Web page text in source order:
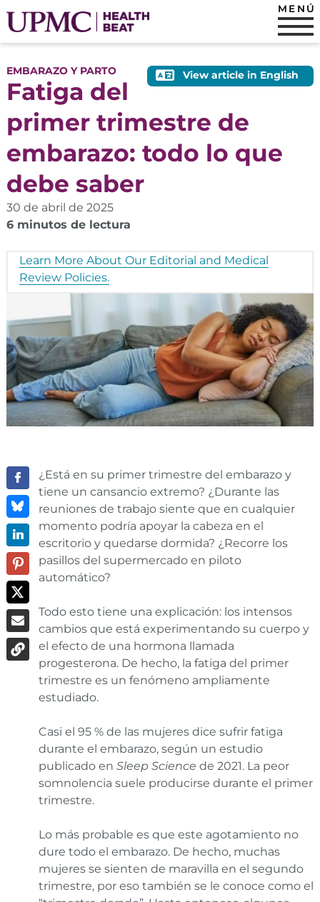
MENÚ
View article in English
EMBARAZO Y PARTO
Fatiga del
primer trimestre de
embarazo: todo lo que
debe saber
30 de abril de 2025
6 minutos de lectura
Learn More About Our Editorial and Medical
Review Policies.
¿Está en su primer trimestre del embarazo y
tiene un cansancio extremo? ¿Durante las
reuniones de trabajo siente que en cualquier
momento podría apoyar la cabeza en el
escritorio y quedarse dormida? ¿Recorre los
pasillos del supermercado en piloto
automático?
Todo esto tiene una explicación: los intensos
cambios que está experimentando su cuerpo y
el efecto de una hormona llamada
progesterona. De hecho, la fatiga del primer
trimestre es un fenómeno ampliamente
estudiado.
Casi el 95 % de las mujeres dice sufrir fatiga
durante el embarazo, según un estudio
publicado en Sleep Science de 2021. La peor
somnolencia suele producirse durante el primer
trimestre.
Lo más probable es que este agotamiento no
dure todo el embarazo. De hecho, muchas
mujeres se sienten de maravilla en el segundo
trimestre, por eso también se le conoce como el